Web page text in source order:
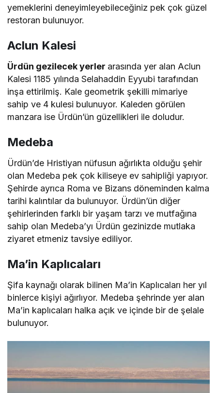
yemeklerini deneyimleyebileceğiniz pek çok güzel
restoran bulunuyor.
Aclun Kalesi
Ürdün gezilecek yerler arasında yer alan Aclun
Kalesi 1185 yılında Selahaddin Eyyubi tarafından
inşa ettirilmiş. Kale geometrik şekilli mimariye
sahip ve 4 kulesi bulunuyor. Kaleden görülen
manzara ise Ürdün’ün güzellikleri ile doludur.
Medeba
Ürdün’de Hristiyan nüfusun ağırlıkta olduğu şehir
olan Medeba pek çok kiliseye ev sahipliği yapıyor.
Şehirde ayrıca Roma ve Bizans döneminden kalma
tarihi kalıntılar da bulunuyor. Ürdün’ün diğer
şehirlerinden farklı bir yaşam tarzı ve mutfağına
sahip olan Medeba’yı Ürdün gezinizde mutlaka
ziyaret etmeniz tavsiye ediliyor.
Ma’in Kaplıcaları
Şifa kaynağı olarak bilinen Ma’in Kaplıcaları her yıl
binlerce kişiyi ağırlıyor. Medeba şehrinde yer alan
Ma’in kaplıcaları halka açık ve içinde bir de şelale
bulunuyor.